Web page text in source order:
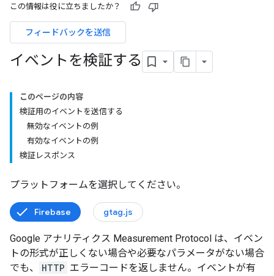
この情報は役に立ちましたか？
フィードバックを送信
イベントを検証する
このページの内容
検証用のイベントを送信する
無効なイベントの例
有効なイベントの例
検証レスポンス
プラットフォームを選択してください。
Firebase gtag.js
Google アナリティクス Measurement Protocol は、イベン
トの形式が正しくない場合や必要なパラメータがない場合
でも、
HTTP エラーコードを返しません。イベントが有